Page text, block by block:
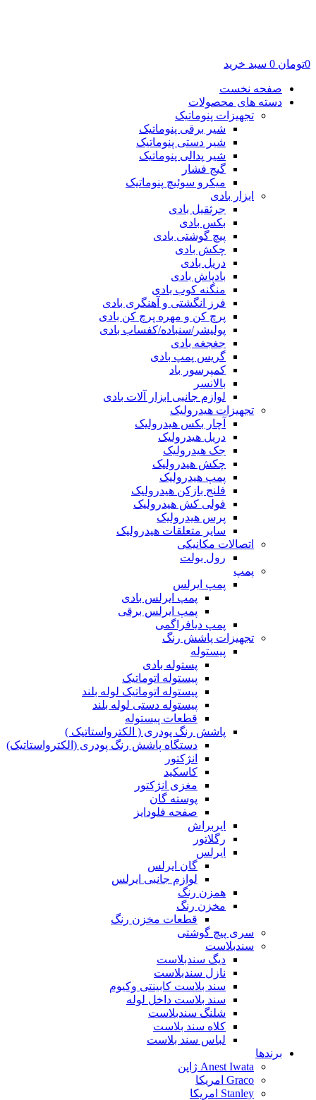
0تومان 0 سبد خرید
صفحه نخست
دسته های محصولات
تجهیزات پنوماتیک
شیر برقی پنوماتیک
شیر دستی پنوماتیک
شیر پدالی پنوماتیک
گیج فشار
میکرو سوئیچ پنوماتیک
ابزار بادی
جرثقیل بادی
بکس بادی
پیچ گوشتی بادی
چکش بادی
دریل بادی
بادپاش بادی
منگنه کوب بادی
فرز انگشتی و آهنگری بادی
پرچ کن و مهره پرچ کن بادی
پولیشر/سنباده/کفساب بادی
جغجغه بادی
گریس پمپ بادی
کمپرسور باد
بالانسر
لوازم جانبی ابزار آلات بادی
تجهیزات هیدرولیک
آچار بکس هیدرولیک
دریل هیدرولیک
جک هیدرولیک
چکش هیدرولیک
پمپ هیدرولیک
فلنج بازکن هیدرولیک
فولی کش هیدرولیک
پرس هیدرولیک
سایر متعلقات هیدرولیک
اتصالات مکانیکی
رول بولت
پمپ
پمپ ایرلس
پمپ ایرلس بادی
پمپ ایرلس برقی
پمپ دیافراگمی
تجهیزات پاشش رنگ
پیستوله
پستوله بادی
پیستوله اتوماتیک
پیستوله اتوماتیک لوله بلند
پیستوله دستی لوله بلند
قطعات پیستوله
پاشش رنگ پودری ( الکترواستاتیک )
دستگاه پاشش رنگ پودری (الکترواستاتیک)
انژکتور
کاسکید
مغزی انژکتور
پوسته گان
صفحه فلودایز
ایربراش
رگلاتور
ایرلس
گان ایرلس
لوازم جانبی ایرلس
همزن رنگ
مخزن رنگ
قطعات مخزن رنگ
سری پیچ گوشتی
سندبلاست
دیگ سندبلاست
نازل سندبلاست
سند بلاست کابینتی وکیوم
سند بلاست داخل لوله
شلنگ سندبلاست
کلاه سند بلاست
لباس سند بلاست
برندها
Anest Iwata ژاپن
Graco امریکا
Stanley امریکا